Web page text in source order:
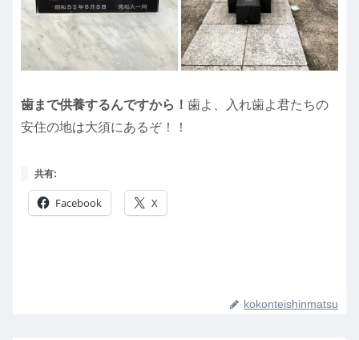
歯まで供養するんですから！ 歯よ、入れ歯よ君たちの
安住の地は大須にあるぞ！！
共有:
Facebook X
kokonteishinmatsu